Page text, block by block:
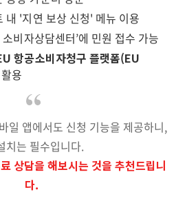
내 '지연 보상 신청' 메뉴 이용
비자상담센터’에 민원 접수 가능
항공소비자청구 플랫폼(EU
활용
일 앱에서도 신청 기능을 제공하니,
치는 필수입니다.
상담을 해보시는 것을 추천드립니
다.